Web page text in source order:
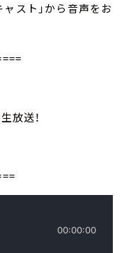
スト」から音声をお
放送！